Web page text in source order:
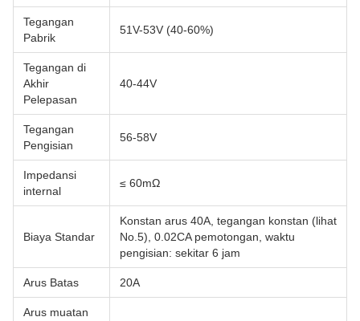
Tegangan
Pabrik
51V-53V (40-60%)
Tegangan di
Akhir
Pelepasan
40-44V
Tegangan
Pengisian
56-58V
Impedansi
internal
≤ 60mΩ
Biaya Standar
Konstan arus 40A, tegangan konstan (lihat
No.5), 0.02CA pemotongan, waktu
pengisian: sekitar 6 jam
Arus Batas 20A
Arus muatan